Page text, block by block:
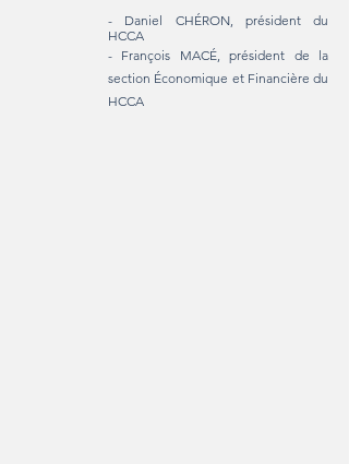
- Daniel CHÉRON, président du
HCCA
- François MACÉ, président de la
section Économique et Financière du
HCCA